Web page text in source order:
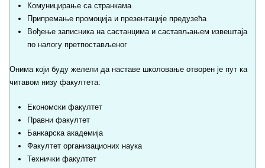
Комуницирање са странкама
Припремање промоција и презентације предузећа
Вођење записника на састанцима и састављањем извештаја
по налогу претпостављеног
Онима који буду желели да наставе школовање отворен је пут ка
читавом низу факултета:
Економски факултет
Правни факултет
Банкарска академија
Факултет организационих наука
Технички факултет